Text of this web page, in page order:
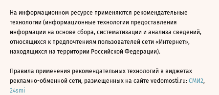
На информационном ресурсе применяются рекомендательные
технологии (информационные технологии предоставления
информации на основе сбора, систематизации и анализа сведений,
относящихся к предпочтениям пользователей сети «Интернет»,
находящихся на территории Российской Федерации).
Правила применения рекомендательных технологий в виджетах
рекламно-обменной сети, размещенных на сайте vedomosti.ru: СМИ2,
24smi